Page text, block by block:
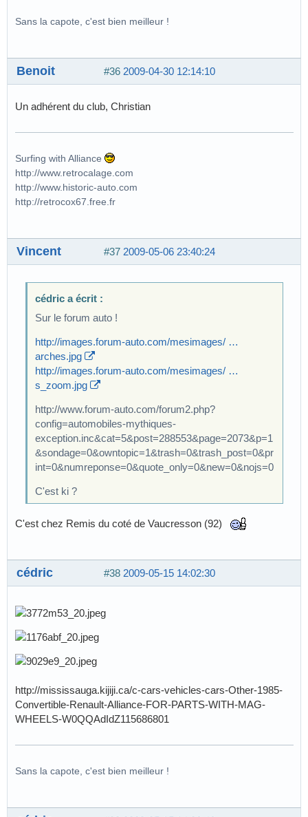
Sans la capote, c'est bien meilleur !
#36 2009-04-30 12:14:10
Benoit
Un adhérent du club, Christian
Surfing with Alliance
http://www.retrocalage.com
http://www.historic-auto.com
http://retrocox67.free.fr
#37 2009-05-06 23:40:24
Vincent
cédric a écrit :
Sur le forum auto !
http://images.forum-auto.com/mesimages/ …
arches.jpg
http://images.forum-auto.com/mesimages/ …
s_zoom.jpg
http://www.forum-auto.com/forum2.php?
config=automobiles-mythiques-
exception.inc&cat=5&post=288553&page=2073&p=1
&sondage=0&owntopic=1&trash=0&trash_post=0&pr
int=0&numreponse=0&quote_only=0&new=0&nojs=0
C'est ki ?
C'est chez Remis du coté de Vaucresson (92)
#38 2009-05-15 14:02:30
cédric
http://mississauga.kijiji.ca/c-cars-vehicles-cars-Other-1985-
Convertible-Renault-Alliance-FOR-PARTS-WITH-MAG-
WHEELS-W0QQAdIdZ115686801
Sans la capote, c'est bien meilleur !